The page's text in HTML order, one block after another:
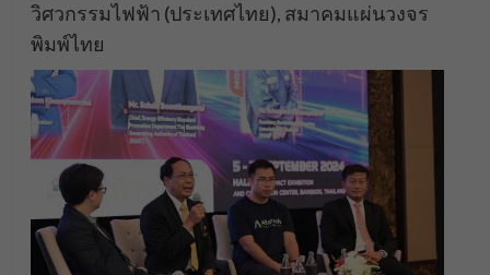
วิศวกรรมไฟฟ้า (ประเทศไทย), สมาคมแผ่นวงจร
พิมพ์ไทย